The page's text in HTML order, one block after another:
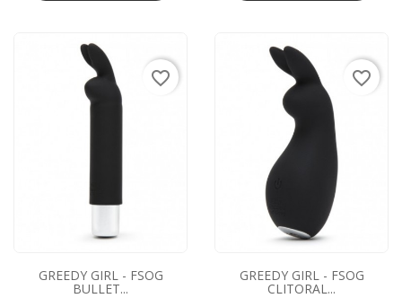
GREEDY GIRL - FSOG
BULLET...
favorite_border
GREEDY GIRL - FSOG
CLITORAL...
favorite_border